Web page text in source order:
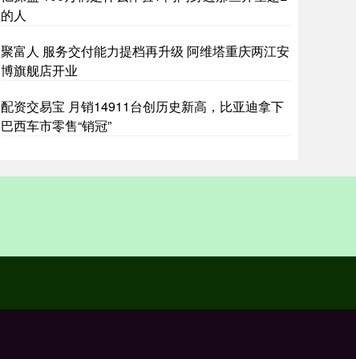
的人
聚富人 服务交付能力提档再升级 阿维塔重庆两江安
博旗舰店开业
配资交易宝 月销14911台创历史新高，比亚迪拿下
巴西车市零售“销冠”